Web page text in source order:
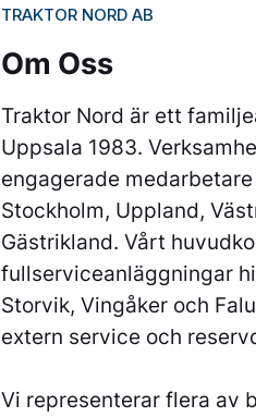
TRAKTOR NORD AB
Om Oss
Traktor Nord är ett
Uppsala 1983.
engagerade
Stockholm, Uppland,
Gästrikland. Vårt
fullserviceanläggningar
Storvik, Vingåker och
extern service och
Vi representerar flera av